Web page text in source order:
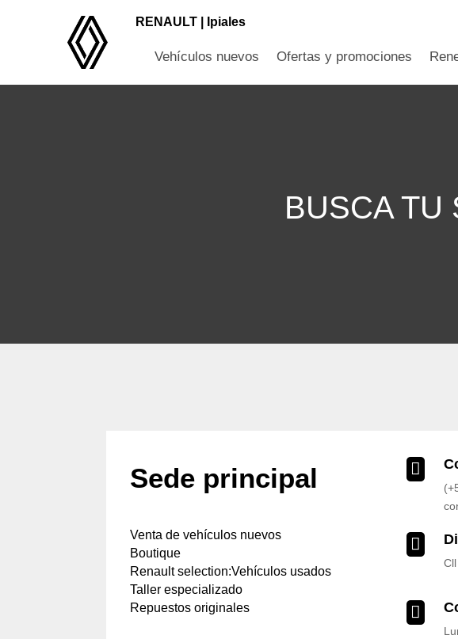
RENAULT | Ipiales
Vehículos nuevos Ofertas y promociones
BUSCA TU
Sede principal
Venta de vehículos nuevos
Boutique
Renault selection:Vehículos usados
Taller especializado
Repuestos originales


